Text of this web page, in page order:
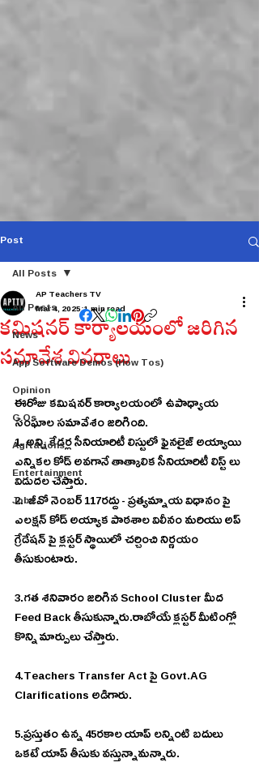
Post
All Posts
News
App Software Demos (How Tos)
Opinion
G.Os
Agitations
Entertainment
Jobs
All Posts
కమిషనర్ కార్యాలయంలో జరిగిన
సమావేశ వివరాలు
AP Teachers TV
Mar 4, 2025 1 min read
ఈరోజు కమిషనర్ కార్యాలయంలో ఉపాధ్యాయ
సంఘాల సమావేశం జరిగింది.
1. అన్ని కేడర్ల సీనియారిటీ లిస్టులో ఫైనలైజ్ అయ్యాయి
ఎన్నికల కోడ్ అవగానే తాత్కాలిక సీనియారిటీ లిస్ట్ లు
విడుదల చేస్తారు.
2.  జీవో నెంబర్ 117రద్దు - ప్రత్యమ్నాయ విధానం పై
ఎలక్షన్ కోడ్ అయ్యాక పాఠశాల విలీనం మరియు అప్
గ్రేడేషన్ పై క్లస్టర్ స్థాయిలో చర్చించి నిర్ణయం
తీసుకుంటారు.
3.గత శనివారం జరిగిన School Cluster మీద
Feed Back తీసుకున్నారు.రాబోయే క్లస్టర్ మీటింగ్లో
కొన్ని మార్పులు చేస్తారు.
4.Teachers Transfer Act పై Govt.AG
Clarifications అడిగారు.
5.ప్రస్తుతం ఉన్న 45రకాల యాప్ లన్నింటి బదులు
ఒకటే యాప్ తీసుకు వస్తున్నామన్నారు.